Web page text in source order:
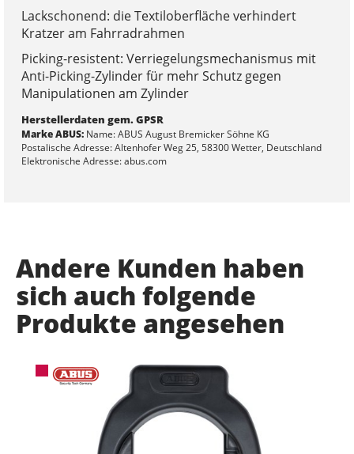
Lackschonend: die Textiloberfläche verhindert
Kratzer am Fahrradrahmen
Picking-resistent: Verriegelungsmechanismus mit
Anti-Picking-Zylinder für mehr Schutz gegen
Manipulationen am Zylinder
Herstellerdaten gem. GPSR
Marke ABUS:Name: ABUS August Bremicker Söhne KG
Postalische Adresse: Altenhofer Weg 25, 58300 Wetter, Deutschland
Elektronische Adresse: abus.com
Andere Kunden haben
sich auch folgende
Produkte angesehen